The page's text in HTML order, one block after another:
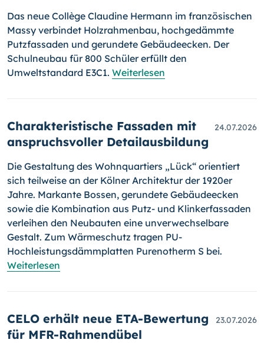
Das neue Collège Claudine Hermann im französischen
Massy verbindet Holzrahmenbau, hochgedämmte
Putzfassaden und gerundete Gebäudeecken. Der
Schulneubau für 800 Schüler erfüllt den
Umweltstandard E3C1. Weiterlesen
Charakteristische Fassaden mit
anspruchsvoller Detailausbildung
24.07.2026
Die Gestaltung des Wohnquartiers „Lück“ orientiert
sich teilweise an der Kölner Architektur der 1920er
Jahre. Markante Bossen, gerundete Gebäudeecken
sowie die Kombination aus Putz- und Klinkerfassaden
verleihen den Neubauten eine unverwechselbare
Gestalt. Zum Wärmeschutz tragen PU-
Hochleistungsdämmplatten Purenotherm S bei.
Weiterlesen
CELO erhält neue ETA-Bewertung
für MFR-Rahmendübel
23.07.2026